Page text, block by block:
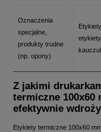
Oznaczenia
specjalne,
produkty trudne
(np. opony)
Z jakimi
termiczne 100x60
efektywnie
Etykiety termiczne 100x60